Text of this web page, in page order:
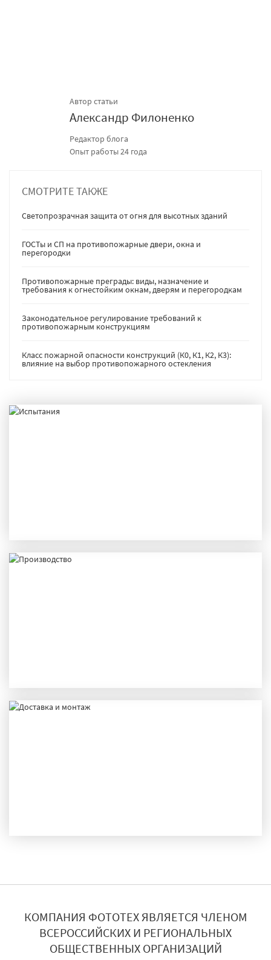
Автор статьи
Александр Филоненко
Редактор блога
Опыт работы 24 года
СМОТРИТЕ ТАКЖЕ
Светопрозрачная защита от огня для высотных зданий
ГОСТы и СП на противопожарные двери, окна и
перегородки
Противопожарные преграды: виды, назначение и
требования к огнестойким окнам, дверям и перегородкам
Законодательное регулирование требований к
противопожарным конструкциям
Класс пожарной опасности конструкций (К0, К1, К2, К3):
влияние на выбор противопожарного остекления
КОМПАНИЯ ФОТОТЕХ ЯВЛЯЕТСЯ ЧЛЕНОМ
ВСЕРОССИЙСКИХ И РЕГИОНАЛЬНЫХ
ОБЩЕСТВЕННЫХ ОРГАНИЗАЦИЙ